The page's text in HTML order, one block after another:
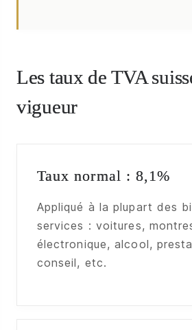
Les taux de TVA
vigueur
Taux normal : 8,1%
Appliqué à la plupart des
services : voitures,
électronique, alcool,
conseil, etc.